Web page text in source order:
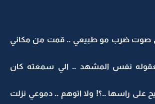
صوت ضرب مو طبيعي .. قمت من مكاني
نفس المشهد .. الي سمعته كان
راسها ..؟! ولا اتوهم .. دموعي نزلت